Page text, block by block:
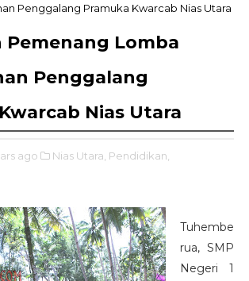
Penggalang Pramuka Kwarcab Nias Utara
Pemenang Lomba
Penggalang
Nias Utara
ago Nias Utara, Pendidikan,
Tuhembe
rua, SMP
Negeri 1